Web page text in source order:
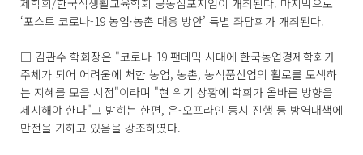
제학회/한국식생활교육학회 공동심포지엄이 개최된다. 마지막으로
‘포스트 코로나-19 농업·농촌 대응 방안’ 특별 좌담회가 개최된다.
□ 김관수 학회장은 "코로나-19 팬데믹 시대에 한국농업경제학회가
주체가 되어 어려움에 처한 농업, 농촌, 농식품산업의 활로를 모색하
는 지혜를 모을 시점"이라며 "현 위기 상황에 학회가 올바른 방향을
제시해야 한다"고 밝히는 한편, 온-오프라인 동시 진행 등 방역대책에
만전을 기하고 있음을 강조하였다.